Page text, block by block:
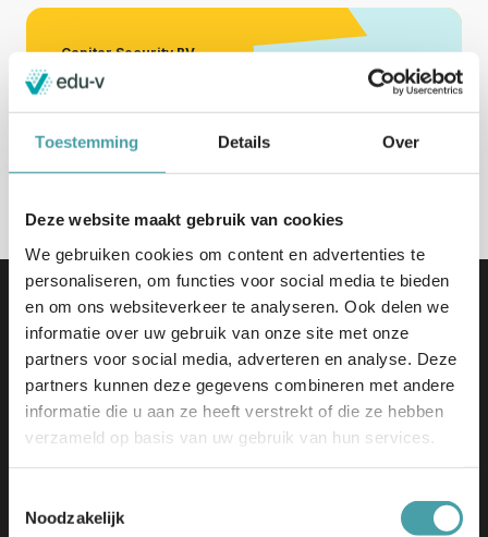
Toestemming Details Over
Deze website maakt gebruik van cookies
We gebruiken cookies om content en advertenties te
personaliseren, om functies voor social media te bieden
en om ons websiteverkeer te analyseren. Ook delen we
informatie over uw gebruik van onze site met onze
partners voor social media, adverteren en analyse. Deze
partners kunnen deze gegevens combineren met andere
informatie die u aan ze heeft verstrekt of die ze hebben
verzameld op basis van uw gebruik van hun services.
Noodzakelijk
Capitar Security BV
Louis Braillelaan 80
Zoetermeer
Naar de website
Edu-V | Tjaskermolenlaan 1
+31 348 708 000